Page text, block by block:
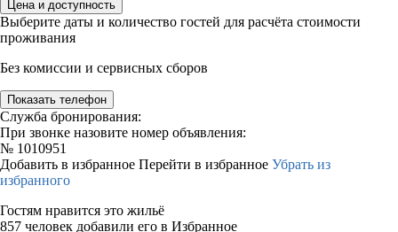
Цена и доступность
Выберите даты и количество гостей для расчёта стоимости
проживания
Без комиссии и сервисных сборов
Показать телефон
Служба бронирования:
При звонке назовите номер объявления:
№ 1010951
Добавить в избранное Перейти в избранное Убрать из
избранного
Гостям нравится это жильё
857 человек добавили его в Избранное